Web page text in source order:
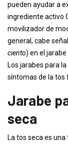
pueden ayudar a
ingrediente activo
movilizador de
general, cabe
ciento) en el
Los jarabes para
síntomas de la tos
Jarabe
seca
La tos seca es